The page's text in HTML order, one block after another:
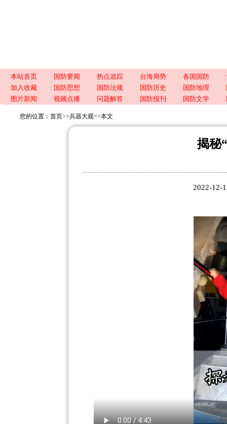
本站首页 国防要闻 热点追踪 台海局势 各国国防
加入收藏
国防思想 国防法规 国防历史 国防地理
图片新闻
视频点播 问题解答 国防报刊 国防文学
您的位置： 首页>>兵器大观>>本文
揭秘
2022-12-